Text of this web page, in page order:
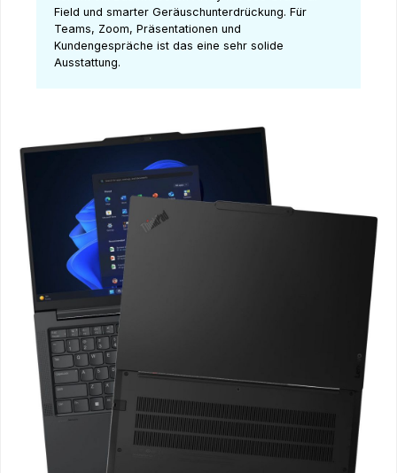
Field und smarter Geräuschunterdrückung. Für
Teams, Zoom, Präsentationen und
Kundengespräche ist das eine sehr solide
Ausstattung.